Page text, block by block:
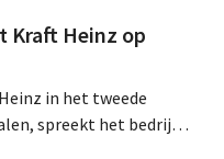
Kraft Heinz op
in het tweede
spreekt het bedrijf